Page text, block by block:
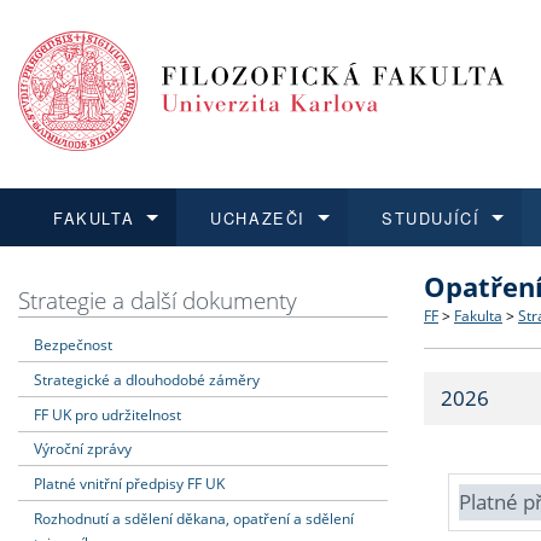
FAKULTA
Dozvědět se více
Struktura
Strategie
Fakultní
UCHAZEČI
Podat přihlášku
Co
Učitelské
STUDUJÍCÍ
Dozvědět se více
Dozvědět se více
O vědě a
Dozvědět se více
Aktuální
Strategie a další dokumenty
Bezpečnost
Strategické a dlouhodobé záměry
FF UK pro udržitelnost
Výroční zprávy
Platné vnitřní předpisy FF UK
Rozhodnutí a sdělení děkana, opatření a sdělení
FF > Fakulta >
2026
Platné